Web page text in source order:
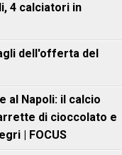
4 calciatori in
dell'offerta del
al Napoli: il calcio
di cioccolato e
| FOCUS